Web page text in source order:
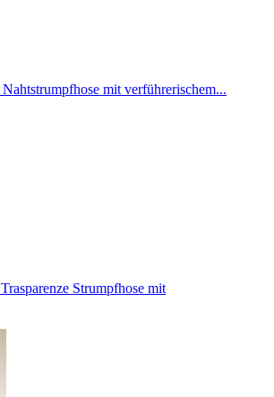
Nahtstrumpfhose mit verführerischem...
Trasparenze Strumpfhose mit